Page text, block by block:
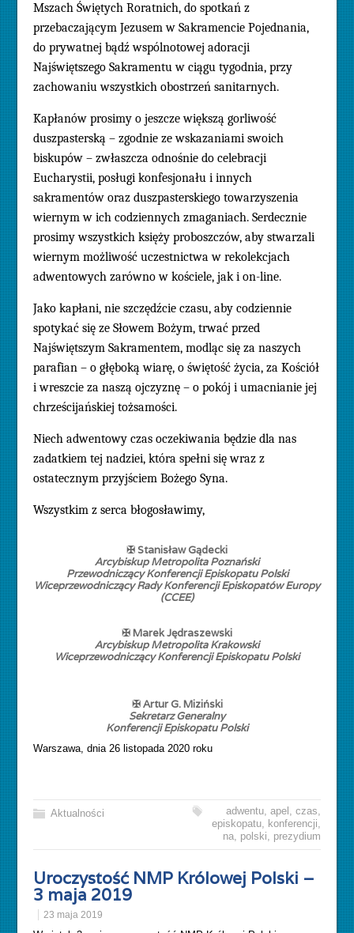
Mszach Świętych Roratnich, do spotkań z
przebaczającym Jezusem w Sakramencie Pojednania,
do prywatnej bądź wspólnotowej adoracji
Najświętszego Sakramentu w ciągu tygodnia, przy
zachowaniu wszystkich obostrzeń sanitarnych.
Kapłanów prosimy o jeszcze większą gorliwość
duszpasterską – zgodnie ze wskazaniami swoich
biskupów – zwłaszcza odnośnie do celebracji
Eucharystii, posługi konfesjonału i innych
sakramentów oraz duszpasterskiego towarzyszenia
wiernym w ich codziennych zmaganiach. Serdecznie
prosimy wszystkich księży proboszczów, aby stwarzali
wiernym możliwość uczestnictwa w rekolekcjach
adwentowych zarówno w kościele, jak i on-line.
Jako kapłani, nie szczędźcie czasu, aby codziennie
spotykać się ze Słowem Bożym, trwać przed
Najświętszym Sakramentem, modląc się za naszych
parafian – o głęboką wiarę, o świętość życia, za Kościół
i wreszcie za naszą ojczyznę – o pokój i umacnianie jej
chrześcijańskiej tożsamości.
Niech adwentowy czas oczekiwania będzie dla nas
zadatkiem tej nadziei, która spełni się wraz z
ostatecznym przyjściem Bożego Syna.
Wszystkim z serca błogosławimy,
✠Stanisław Gądecki
Arcybiskup Metropolita Poznański
Przewodniczący Konferencji Episkopatu Polski
Wiceprzewodniczący Rady Konferencji Episkopatów Europy
(CCEE)
✠ Marek Jędraszewski
Arcybiskup Metropolita Krakowski
Wiceprzewodniczący Konferencji Episkopatu Polski
✠Artur G. Miziński
Sekretarz Generalny
Konferencji Episkopatu Polski
Warszawa, dnia 26 listopada 2020 roku
Aktualności adwentu, apel , czas,
episkopatu, konferencji,
na, polski, prezydium
Uroczystość NMP Królowej Polski –
3 maja 2019
23 maja 2019